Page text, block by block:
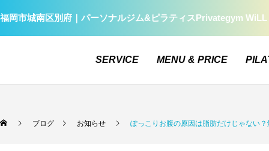
福岡市城南区別府｜パーソナルジム&ピラティスPrivategym
SERVICE MENU & PRICE
ブログ お知らせ ぽっこりお腹の原因は脂肪だけじゃない